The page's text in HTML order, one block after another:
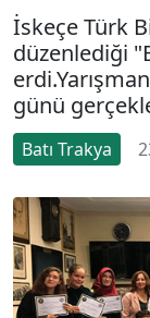
İskeçe Türk
düzenlediği
günü
Batı Trakya